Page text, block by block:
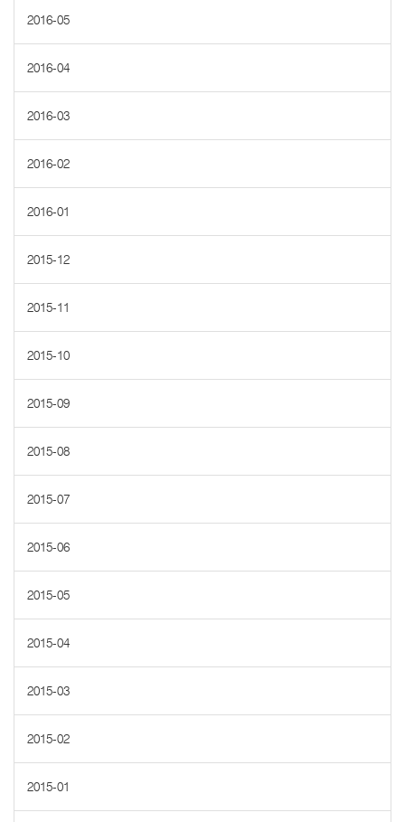
2016-05
2016-04
2016-03
2016-02
2016-01
2015-12
2015-11
2015-10
2015-09
2015-08
2015-07
2015-06
2015-05
2015-04
2015-03
2015-02
2015-01